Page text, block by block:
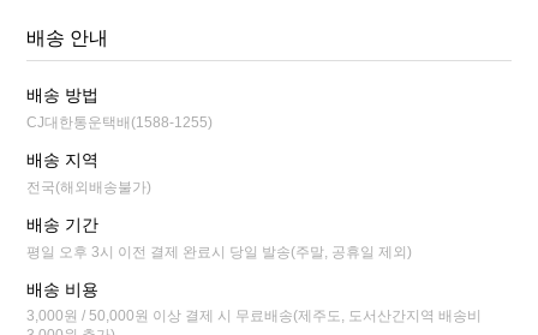
배송 안내
배송 방법
CJ대한통운택배(1588-1255)
배송 지역
전국(해외배송불가)
배송 기간
평일 오후 3시 이전 결제 완료시 당일 발송(주말, 공휴일 제외)
배송 비용
3,000원 / 50,000원 이상 결제 시 무료배송(제주도, 도서산간지역 배송비